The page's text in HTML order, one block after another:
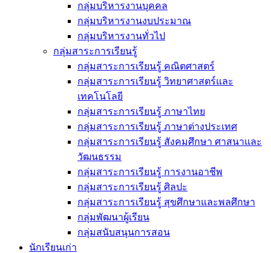
กลุ่มบริหารงานบุคคล
กลุ่มบริหารงานงบประมาณ
กลุ่มบริหารงานทั่วไป
กลุ่มสาระการเรียนรู้
กลุ่มสาระการเรียนรู้ คณิตศาสตร์
กลุ่มสาระการเรียนรู้ วิทยาศาสตร์และ
เทคโนโลยี
กลุ่มสาระการเรียนรู้ ภาษาไทย
กลุ่มสาระการเรียนรู้ ภาษาต่างประเทศ
กลุ่มสาระการเรียนรู้ สังคมศึกษา ศาสนาและ
วัฒนธรรม
กลุ่มสาระการเรียนรู้ การงานอาชีพ
กลุ่มสาระการเรียนรู้ ศิลปะ
กลุ่มสาระการเรียนรู้ สุขศึกษาและพลศึกษา
กลุ่มพัฒนาผู้เรียน
กลุ่มสนับสนุนการสอน
นักเรียนเก่า